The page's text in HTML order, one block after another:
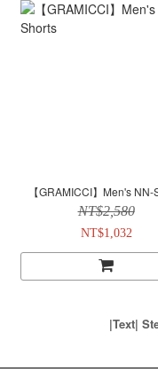
【GRAMICCI】Men's NN-
NT$2,580
NT$1,032
|Text|